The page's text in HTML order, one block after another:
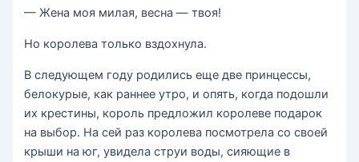
— Жена моя милая, весна — твоя!
Но королева только вздохнула.
В следующем году родились еще две принцессы,
белокурые, как раннее утро, и опять, когда подошли
их крестины, король предложил королеве подарок
на выбор. На сей раз королева посмотрела со своей
крыши на юг, увидела струи воды, сияющие в